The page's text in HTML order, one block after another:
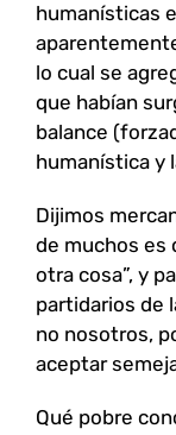
humanísticas
lo cual se
que habían
balance
humanística y
Dijimos
de muchos es
otra cosa”, y
partidarios de
no nosotros,
aceptar
Qué pobre